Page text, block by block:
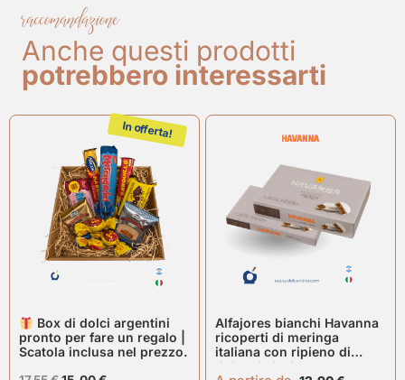
raccomandazione
Anche questi prodotti
potrebbero interessarti
In offerta!
Box di dolci argentini
pronto per fare un regalo |
Scatola inclusa nel prezzo.
Alfajores bianchi Havanna
ricoperti di meringa
italiana con ripieno di
dulce de leche